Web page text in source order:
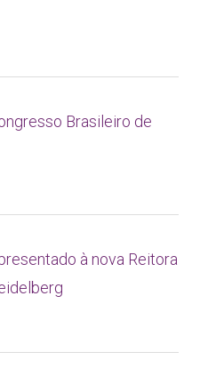
Brasileiro de
à nova Reitora